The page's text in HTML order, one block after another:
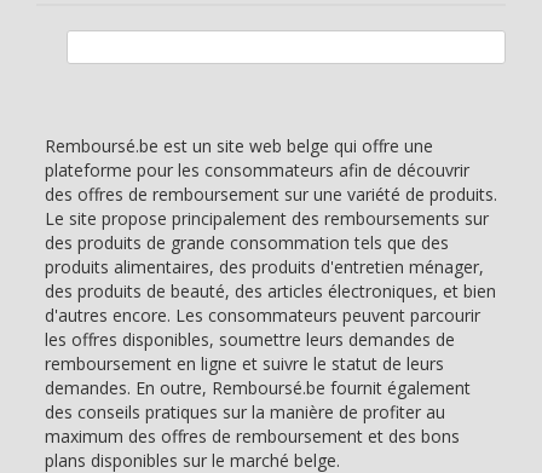
Remboursé.be est un site web belge qui offre une
plateforme pour les consommateurs afin de découvrir
des offres de remboursement sur une variété de produits.
Le site propose principalement des remboursements sur
des produits de grande consommation tels que des
produits alimentaires, des produits d'entretien ménager,
des produits de beauté, des articles électroniques, et bien
d'autres encore. Les consommateurs peuvent parcourir
les offres disponibles, soumettre leurs demandes de
remboursement en ligne et suivre le statut de leurs
demandes. En outre, Remboursé.be fournit également
des conseils pratiques sur la manière de profiter au
maximum des offres de remboursement et des bons
plans disponibles sur le marché belge.